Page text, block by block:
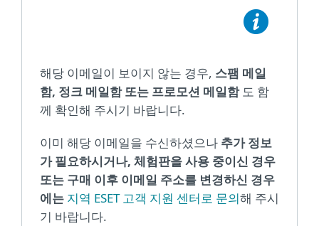
해당 이메일이 보이지 않는 경우, 스팸 메일
함, 정크 메일함 또는 프로모션 메일함도 함
께 확인해 주시기 바랍니다.
이미 해당 이메일을 수신하셨으나 추가 정보
가 필요하시거나, 체험판을 사용 중이신 경우
또는 구매 이후 이메일 주소를 변경하신 경우
에는 지역 ESET 고객 지원 센터로 문의해 주시
기 바랍니다.